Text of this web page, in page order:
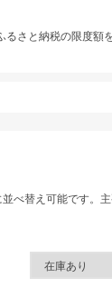
るさと納税の限度額
べ替え可能です。